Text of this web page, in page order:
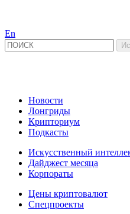
En
Новости
Лонгриды
Крипториум
Подкасты
Искусственный
Дайджест месяца
Корпораты
Цены криптовалют
Спецпроекты